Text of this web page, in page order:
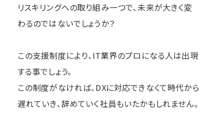
リスキリングへの取り組み一つで、未来が大きく変
わるのではないでしょうか？
この支援制度により、IT業界のプロになる人は出現
する事でしょう。
この制度がなければ、DXに対応できなくて時代から
遅れていき、辞めていく社員もいたかもしれません。